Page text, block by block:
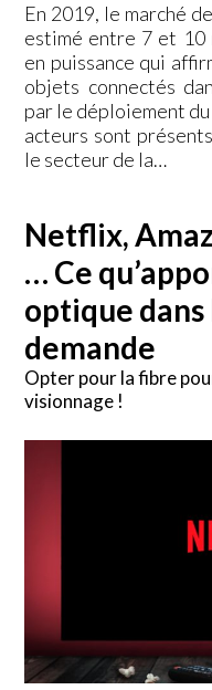
En 2019, le marché
estimé entre 7 et 10
en puissance qui
objets connectés
par le déploiement
acteurs sont
le secteur de la…
Netflix,
… Ce
optique dans
demande
Opter pour la fibre
visionnage !